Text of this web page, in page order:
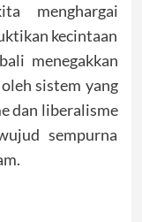
menghargai
kecintaan
menegakkan
sistem yang
dan liberalisme
sempurna